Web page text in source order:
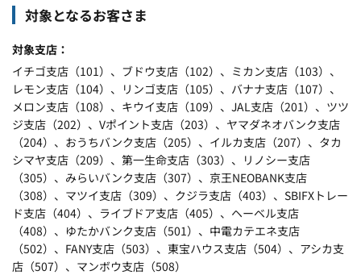
対象となるお客さま
対象支店
イチゴ支店（101）、ブドウ支店（102）、ミカン支店（103）、
レモン支店（104）、リンゴ支店（105）、バナナ支店（107）、
メロン支店（108）、キウイ支店（109）、JAL支店（201）、ツツ
ジ支店（202）、Vポイント支店（203）、ヤマダネオバンク支店
（204）、おうちバンク支店（205）、イルカ支店（207）、タカ
シマヤ支店（209）、第一生命支店（303）、リノシー支店
（305）、みらいバンク支店（307）、京王NEOBANK支店
（308）、マツイ支店（309）、クジラ支店（403）、SBIFXトレー
ド支店（404）、ライブドア支店（405）、ヘーベル支店
（408）、ゆたかバンク支店（501）、中電カテエネ支店
（502）、FANY支店（503）、東宝ハウス支店（504）、アシカ支
店（507）、マンボウ支店（508）